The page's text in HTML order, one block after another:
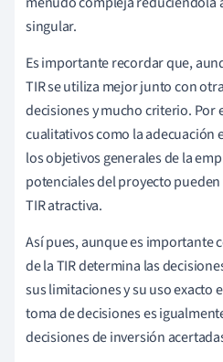
singular.
Es importante recordar que,
TIR se utiliza mejor junto con
decisiones y mucho criterio. Por
cualitativos como la adecuación
los objetivos generales de la
potenciales del proyecto
TIR atractiva.
Así pues, aunque es importante
de la TIR determina las
sus limitaciones y su uso exacto
toma de decisiones es
decisiones de inversión